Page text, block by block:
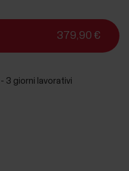
379,90 €
3 giorni lavorativi